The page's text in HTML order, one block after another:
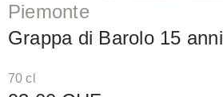
Piemonte
Grappa di Barolo 15 anni
70 cl